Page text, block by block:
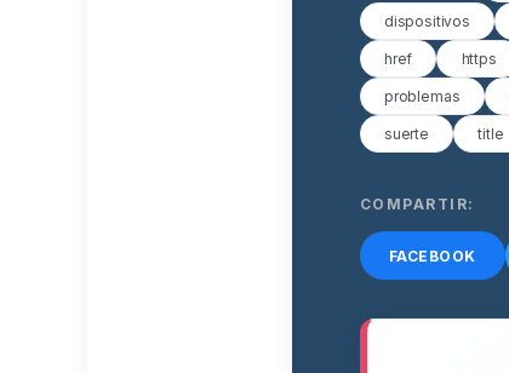
dispositivos
href https
problemas
suerte title
COMPARTIR:
FACEBOOK